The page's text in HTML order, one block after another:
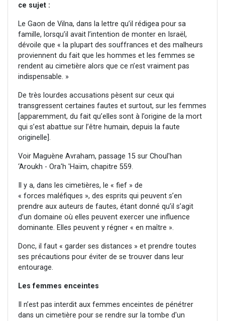
ce sujet :
Le Gaon de Vilna, dans la lettre qu’il rédigea pour sa
famille, lorsqu’il avait l’intention de monter en Israël,
dévoile que « la plupart des souffrances et des malheurs
proviennent du fait que les hommes et les femmes se
rendent au cimetière alors que ce n’est vraiment pas
indispensable. »
De très lourdes accusations pèsent sur ceux qui
transgressent certaines fautes et surtout, sur les femmes
[apparemment, du fait qu’elles sont à l’origine de la mort
qui s’est abattue sur l’être humain, depuis la faute
originelle].
Voir Maguène Avraham, passage 15 sur Choul'han
‘Aroukh - Ora'h 'Haïm, chapitre 559.
Il y a, dans les cimetières, le « fief » de
« forces maléfiques », des esprits qui peuvent s’en
prendre aux auteurs de fautes, étant donné qu’il s’agit
d’un domaine où elles peuvent exercer une influence
dominante. Elles peuvent y régner « en maître ».
Donc, il faut « garder ses distances » et prendre toutes
ses précautions pour éviter de se trouver dans leur
entourage.
Les femmes enceintes
Il n’est pas interdit aux femmes enceintes de pénétrer
dans un cimetière pour se rendre sur la tombe d'un